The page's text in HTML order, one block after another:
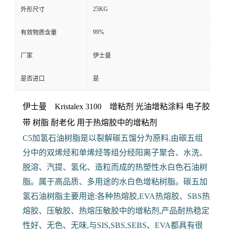
外形尺寸 25KG
有效物质含量 99%
厂家 伊士曼
是否进口 是
伊士曼 Kristalex 3100 增粘剂 光油增粘涂料 电子胶
带 树脂 耐老化 用于热熔胶中的增粘剂
C5加氢石油树脂是以裂解碳五馏分为原料,由碳五组
分中的双烯烃和单烯烃等组分经阳离子聚合、水洗、
脱溶、汽提、氢化、造粒而成的热塑性水白色石油树
脂。属于高品质、多用途的水白色增粘树脂。碳五加
氢石油树脂主要用途:各种热熔胶,EVA热熔胶、SBS热
熔胶、压敏胶、热熔压敏胶中的增粘剂,产品耐热稳定
性好、无色、无味,与SIS,SBS,SEBS、EVA都具有很